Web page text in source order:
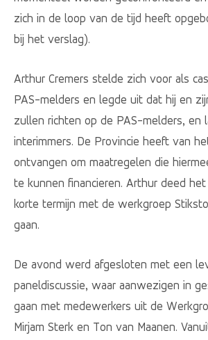
zich in de loop van de tijd heeft
bij het verslag).
Arthur Cremers stelde zich voor als
PAS-melders en legde uit dat hij en
zullen richten op de PAS-melders, en
interimmers. De Provincie heeft van
ontvangen om maatregelen die
te kunnen financieren. Arthur deed
korte termijn met de werkgroep
gaan.
De avond werd afgesloten met een
paneldiscussie, waar aanwezigen in
gaan met medewerkers uit de
Mirjam Sterk en Ton van Maanen.